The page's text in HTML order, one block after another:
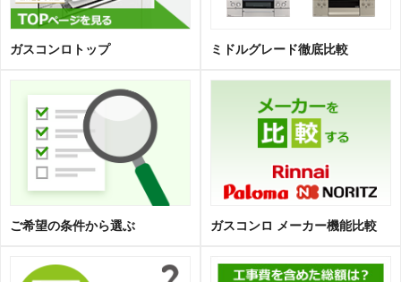
ガスコンロトップ ミドルグレード徹底比較
ご希望の条件から選ぶ ガスコンロ メーカー機能比較